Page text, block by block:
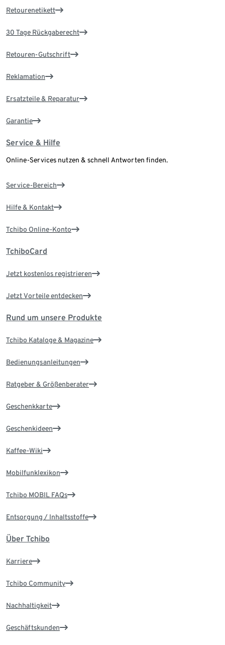
Retourenetikett
30 Tage Rückgaberecht
Retouren-Gutschrift
Reklamation
Ersatzteile & Reparatur
Garantie
Service & Hilfe
Online-Services nutzen & schnell Antworten finden.
Service-Bereich
Hilfe & Kontakt
Tchibo Online-Konto
TchiboCard
Jetzt kostenlos registrieren
Jetzt Vorteile entdecken
Rund um unsere Produkte
Tchibo Kataloge & Magazine
Bedienungsanleitungen
Ratgeber & Größenberater
Geschenkkarte
Geschenkideen
Kaffee-Wiki
Mobilfunklexikon
Tchibo MOBIL FAQs
Entsorgung / Inhaltsstoffe
Über Tchibo
Karriere
Tchibo Community
Nachhaltigkeit
Geschäftskunden